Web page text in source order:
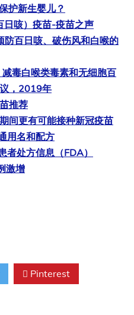
护新生婴儿？
日咳）疫苗-疫苗之声
防百日咳、破伤风和白喉的
毒白喉类毒素和无细胞百
，2019年
推荐
间更有可能接种新冠疫苗
用名和配方
处方信息（FDA）
激增
Pinterest